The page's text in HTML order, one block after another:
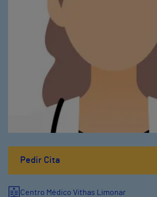
Pedir Cita
Centro Médico Vithas Limonar